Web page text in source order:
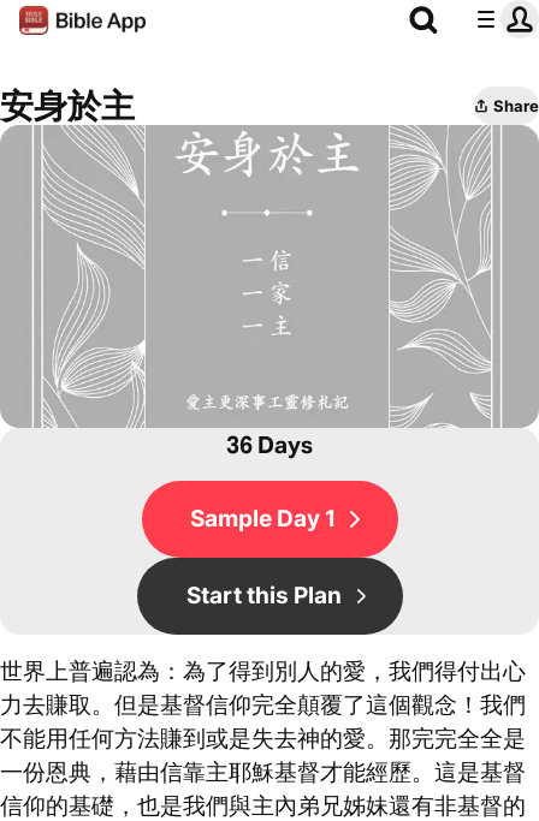
安身於主 Share
36 Days
Sample Day 1
Start this Plan
世界上普遍認為：為了得到別人的愛，我們得付出心
力去賺取。但是基督信仰完全顛覆了這個觀念！我們
不能用任何方法賺到或是失去神的愛。那完完全全是
一份恩典，藉由信靠主耶穌基督才能經歷。這是基督
信仰的基礎，也是我們與主內弟兄姊妹還有非基督的